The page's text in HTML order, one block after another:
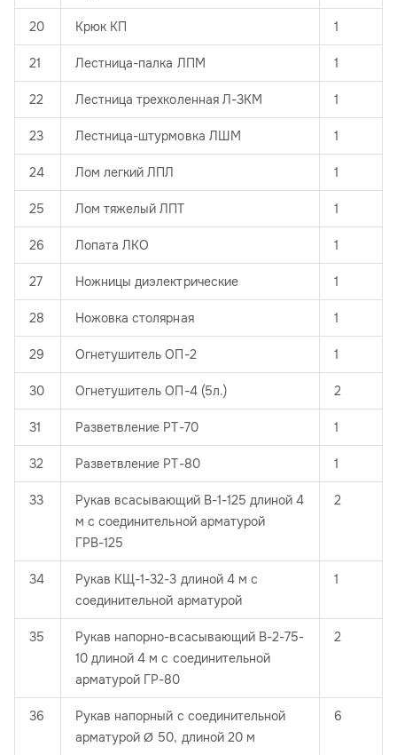
20 Крюк КП 1
21 Лестница-палка ЛПМ 1
22 Лестница трехколенная Л-3КМ 1
23 Лестница-штурмовка ЛШМ 1
24 Лом легкий ЛПЛ 1
25 Лом тяжелый ЛПТ 1
26 Лопата ЛКО 1
27 Ножницы диэлектрические 1
28 Ножовка столярная 1
29 Огнетушитель ОП-2 1
30 Огнетушитель ОП-4 (5л.) 2
31 Разветвление РТ-70 1
32 Разветвление РТ-80 1
33
Рукав всасывающий В-1-125 длиной 4
м с соединительной арматурой
ГРВ-125
2
34
Рукав КЩ-1-32-3 длиной 4 м с
соединительной арматурой
1
35
Рукав напорно-всасывающий В-2-75-
10 длиной 4 м с соединительной
арматурой ГР-80
2
36
Рукав напорный с соединительной
арматурой Ø 50, длиной 20 м
6